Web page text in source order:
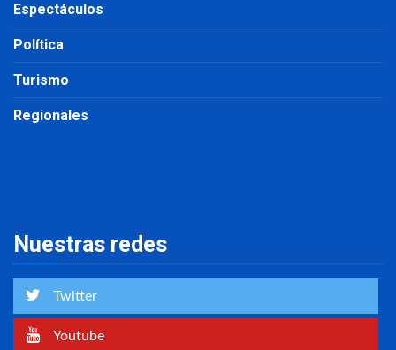
Espectáculos
Política
Turismo
Regionales
Nuestras redes
Twitter
Youtube